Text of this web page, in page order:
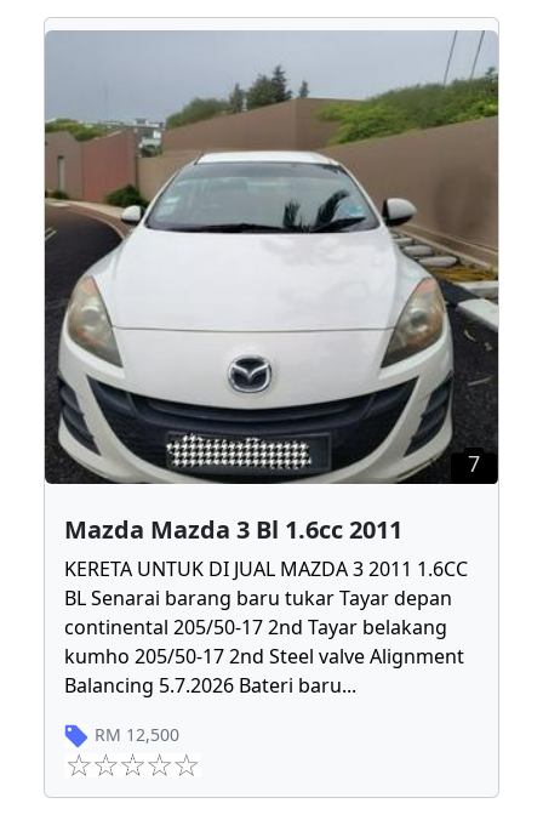
7
Mazda Mazda 3 Bl 1.6cc 2011
KERETA UNTUK DI JUAL MAZDA 3 2011 1.6CC
BL Senarai barang baru tukar Tayar depan
continental 205/50-17 2nd Tayar belakang
kumho 205/50-17 2nd Steel valve Alignment
Balancing 5.7.2026 Bateri baru...
RM 12,500